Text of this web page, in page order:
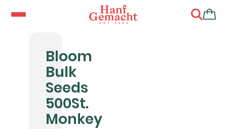
Bloom
Bulk
Seeds
500St.
Monkey